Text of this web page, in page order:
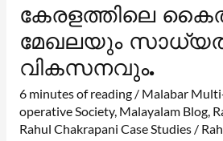
കേരളത്തിലെ
മേഖലയും
വികസനവും.
6 minutes of reading/ Malabar
operative Society, Malayalam Blog,
Rahul Chakrapani Case Studies/